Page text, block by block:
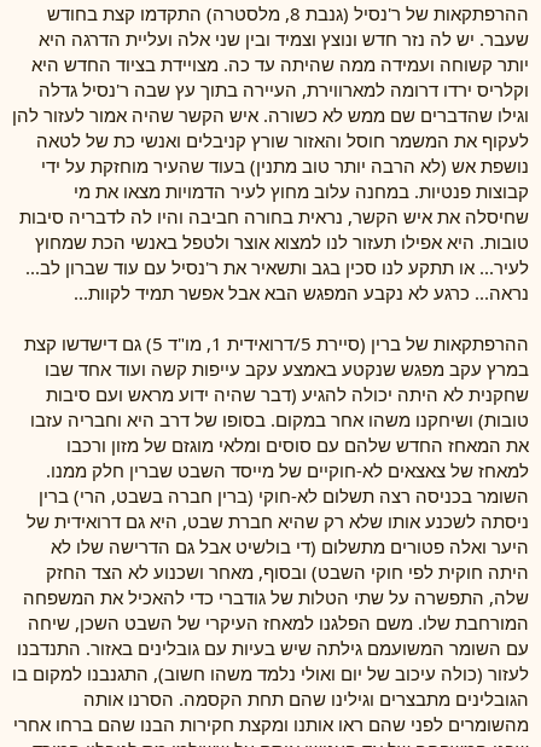
ההרפתקאות של ר'נסיל (גנבת 8, מלסטרה) התקדמו קצת בחודש
שעבר. יש לה נזר חדש ונוצץ וצמיד ובין שני אלה ועליית הדרגה היא
יותר קשוחה ועמידה ממה שהיתה עד כה. מצויידת בציוד החדש היא
וקלריס ירדו דרומה למארווירת, העיירה בתוך עץ שבה ר'נסיל גדלה
וגילו שהדברים שם ממש לא כשורה. איש הקשר שהיה אמור לעזור להן
לעקוף את המשמר חוסל והאזור שורץ קניבלים ואנשי כת של לטאה
נושפת אש (לא הרבה יותר טוב מתנין) בעוד שהעיר מוחזקת על ידי
קבוצות פנטיות. במחנה עלוב מחוץ לעיר הדמויות מצאו את מי
שחיסלה את איש הקשר, נראית בחורה חביבה והיו לה לדבריה סיבות
טובות. היא אפילו תעזור לנו למצוא אוצר ולטפל באנשי הכת שמחוץ
לעיר... או תתקע לנו סכין בגב ותשאיר את ר'נסיל עם עוד שברון לב...
נראה... כרגע לא נקבע המפגש הבא אבל אפשר תמיד לקוות...
ההרפתקאות של ברין (סיירת 5/דרואידית 1, מו"ד 5) גם דישדשו קצת
במרץ עקב מפגש שנקטע באמצע עקב עייפות קשה ועוד אחד שבו
שחקנית לא היתה יכולה להגיע (דבר שהיה ידוע מראש ועם סיבות
טובות) ושיחקנו משהו אחר במקום. בסופו של דרב היא וחבריה עזבו
את המאחז החדש שלהם עם סוסים ומלאי מוגזם של מזון ורכבו
למאחז של צאצאים לא-חוקיים של מייסד השבט שברין חלק ממנו.
השומר בכניסה רצה תשלום לא-חוקי (ברין חברה בשבט, הרי) ברין
ניסתה לשכנע אותו שלא רק שהיא חברת שבט, היא גם דרואידית של
היער ואלה פטורים מתשלום (די בולשיט אבל גם הדרישה שלו לא
היתה חוקית לפי חוקי השבט) ובסוף, מאחר ושכנוע לא הצד החזק
שלה, התפשרה על שתי הטלות של גודברי כדי להאכיל את המשפחה
המורחבת שלו. משם הפלגנו למאחז העיקרי של השבט השכן, שיחה
עם השומר המשועמם גילתה שיש בעיות עם גובלינים באזור. התנדבנו
לעזור (כולה עיכוב של יום ואולי נלמד משהו חשוב), התגנבנו למקום בו
הגובלינים מתבצרים וגילינו שהם תחת הקסמה. הסרנו אותה
מהשומרים לפני שהם ראו אותנו ומקצת חקירות הבנו שהם ברחו אחרי